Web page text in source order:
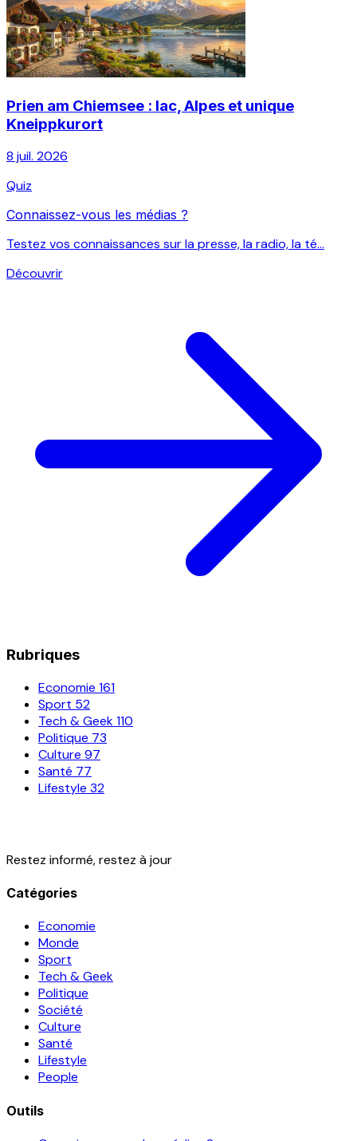
Prien am Chiemsee : lac, Alpes et unique
Kneippkurort
8 juil. 2026
Quiz
Connaissez-vous les médias ?
Testez vos connaissances sur la presse, la radio, la té...
Découvrir
Rubriques
Economie 161
Sport 52
Tech & Geek110
Politique 73
Culture 97
Santé 77
Lifestyle 32
Restez informé, restez à jour
Catégories
Economie
Monde
Sport
Tech & Geek
Politique
Société
Culture
Santé
Lifestyle
People
Outils